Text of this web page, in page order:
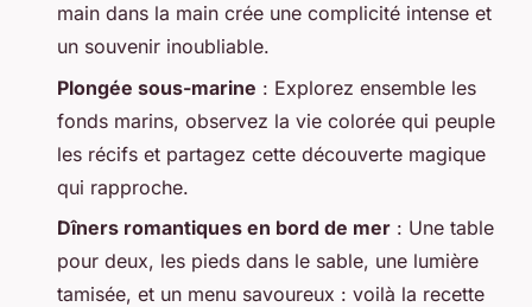
main dans la main crée une complicité intense et
un souvenir inoubliable.
Plongée sous-marine : Explorez ensemble les
fonds marins, observez la vie colorée qui peuple
les récifs et partagez cette découverte magique
qui rapproche.
Dîners romantiques en bord de mer : Une table
pour deux, les pieds dans le sable, une lumière
tamisée, et un menu savoureux : voilà la recette